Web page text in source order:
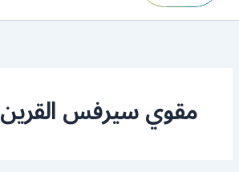
مقوي سيرفس القرين